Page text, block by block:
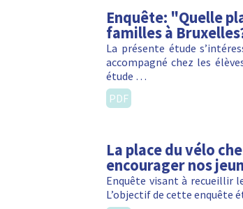
Enquête: "Quelle
familles à
La présente étude
accompagné chez les
étude …
PDF
La place du vélo
encourager nos
Enquête visant à recueillir
L’objectif de cette enquête